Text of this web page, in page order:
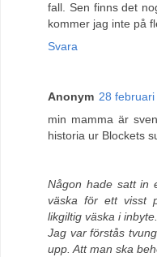
fall. Sen finns det
kommer jag inte på
Svara
Anonym 28
min mamma är
historia ur Blockets
Någon hade satt in
väska för ett visst
likgiltig väska i inbyte.
Jag var förstås
upp. Att man ska